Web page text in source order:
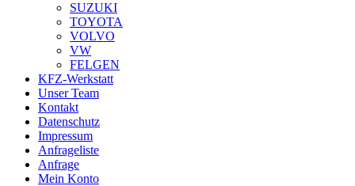
SUZUKI
TOYOTA
VOLVO
VW
FELGEN
KFZ-Werkstatt
Unser Team
Kontakt
Datenschutz
Impressum
Anfrageliste
Anfrage
Mein Konto